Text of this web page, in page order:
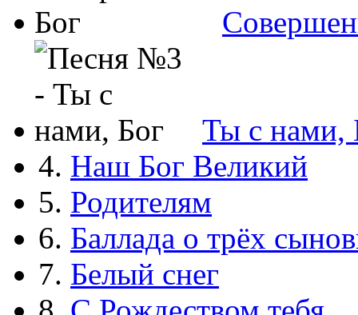
Ты с нами,
4. Наш Бог Великий
5. Родителям
6. Баллада о трёх
7. Белый снег